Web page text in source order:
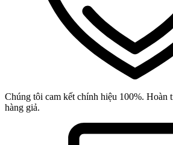
Chúng tôi cam kết chính hiệu 100%. Hoàn
hàng giả.